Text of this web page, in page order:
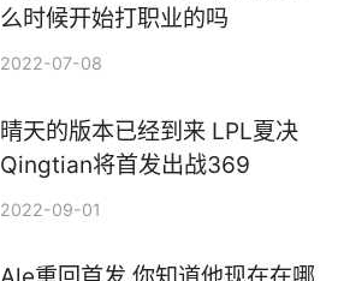
么时候开始打职业的吗
2022-07-08
晴天的版本已经到来 LPL夏决
Qingtian将首发出战369
2022-09-01